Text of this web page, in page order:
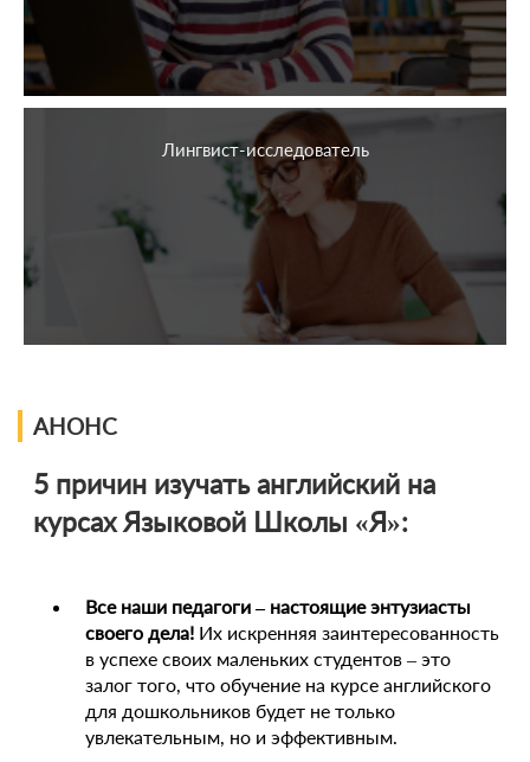
Лингвист-исследователь
АНОНС
5 причин изучать английский на
курсах Языковой Школы «Я»:
Все наши педагоги – настоящие энтузиасты
своего дела! Их искренняя заинтересованность
в успехе своих маленьких студентов – это
залог того, что обучение на курсе английского
для дошкольников будет не только
увлекательным, но и эффективным.